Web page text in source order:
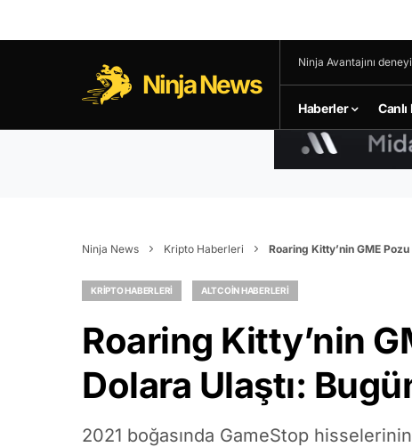
Ninja News
Ninja Avantajını
Haberler
Ninja News Kripto Haberleri Roaring Kitty’nin GME
KRIPTO HABERLERI ALTCOIN HABERLERI
Roaring Kitty’nin
Dolara Ulaştı:
2021 boğasında GameStop